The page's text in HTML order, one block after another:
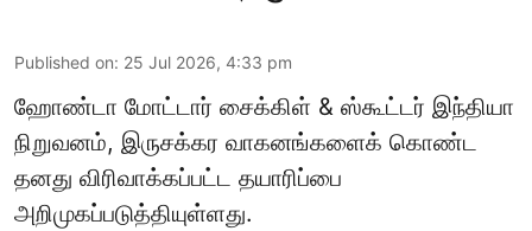
Published on: 25 Jul 2026, 4:33 pm
ஹோண்டா மோட்டார் சைக்கிள் & ஸ்கூட்டர் இந்தியா
நிறுவனம், இருசக்கர வாகனங்களைக் கொண்ட
தனது விரிவாக்கப்பட்ட தயாரிப்பை
அறிமுகப்படுத்தியுள்ளது.